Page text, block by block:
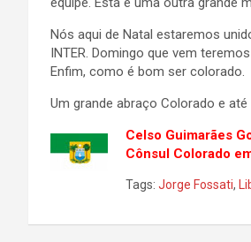
Nós aqui de Natal estaremos
INTER. Domingo que vem
Enfim, como é bom ser colorado.
Um grande abraço Colorado e até
Celso Guimarães
Cônsul Colorado
Tags: Jorge Fossati,